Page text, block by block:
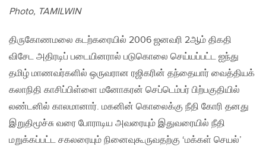
Photo, TAMILWIN
திருகோணமலை கடற்கரையில் 2006 ஜனவரி 2ஆம் திகதி
விசேட அதிரடிப் படையினரால் படுகொலை செய்யப்பட்ட ஐந்து
தமிழ் மாணவர்களில் ஒருவரான ரஜிகரின் தந்தையார் வைத்தியக்
கலாநிதி காசிப்பிள்ளை மனோகரன் செப்டெம்பர் பிற்பகுதியில்
லண்டனில் காலமானார். மகனின் கொலைக்கு நீதி கோரி தனது
இறுதிமூச்சு வரை போராடிய அவரையும் இதுவரையில் நீதி
மறுக்கப்பட்ட சகலரையும் நினைவுகூருவதற்கு ‘மக்கள் செயல்’